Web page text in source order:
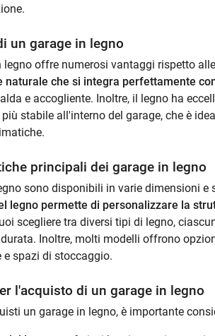
un garage in legno
legno offre numerosi vantaggi rispetto
naturale che si integra perfettamente
e accogliente. Inoltre, il legno ha
stabile all'interno del garage, che è
principali dei garage in legno
sono disponibili in varie dimensioni e
legno permette di personalizzare la
scegliere tra diversi tipi di legno,
Inoltre, molti modelli offrono
e spazi di stoccaggio.
l'acquisto di un garage in legno
un garage in legno, è importante